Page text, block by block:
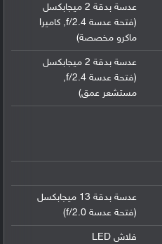
عدسة بدقة 2 ميجابكسل
(فتحة عدسة f/2.4
, كاميرا
ماكرو مخصصة)
عدسة بدقة 2 ميجابكسل
(فتحة عدسة f/2.4
,
مستشعر عمق)
عدسة بدقة 13 ميجابكسل
(فتحة عدسة f/2.0)
فلاش LED